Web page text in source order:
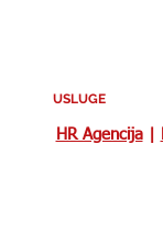
USLUGE
HR Agencija|